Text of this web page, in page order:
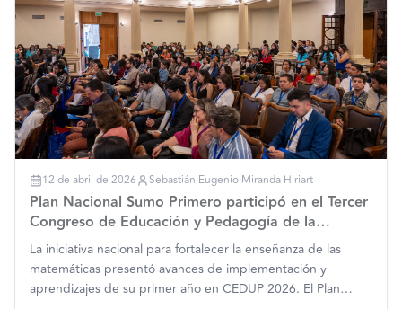
12 de abril de 2026 Sebastián Eugenio Miranda Hiriart
Plan Nacional Sumo Primero participó en el Tercer
Congreso de Educación y Pedagogía de la
Universidad de Chile
La iniciativa nacional para fortalecer la enseñanza de las
matemáticas presentó avances de implementación y
aprendizajes de su primer año en CEDUP 2026. El Plan